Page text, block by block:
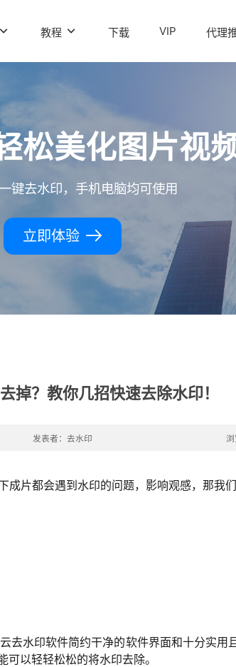
教程 下载 VIP 代理
松美化图片视
键去水印，手机电脑均可使用
立即体验
掉？教你几招快速去除水印！
发表者：去水印
片都会遇到水印的问题，影响观感，那我
水印软件简约干净的软件界面和十分实
以轻轻松松的将水印去除。